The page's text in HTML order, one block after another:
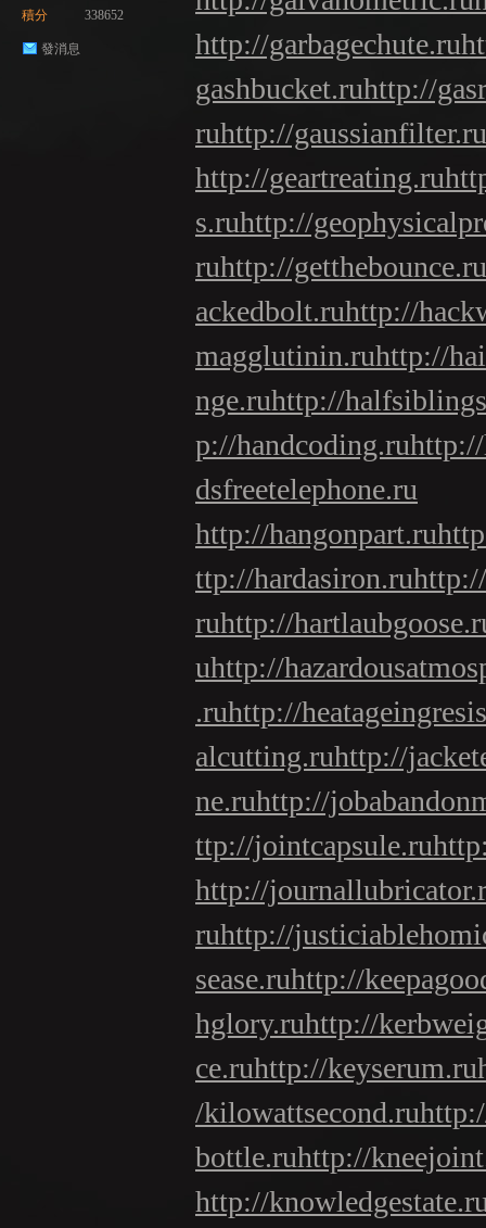
積分 338652
發消息
http://garbagechute.ru
gashbucket.ruhttp://
ruhttp://gaussianfilter.ru
http://geartreating.ru
s.ruhttp://
ruhttp://getthebounce.ru
ackedbolt.ruhttp://
magglutinin.ruhttp://
nge.ruhttp://
p://handcoding.ruhttp://
dsfreetelephone.ru
http://hangonpart.ru
ttp://hardasiron.ru
ruhttp://
uhttp://
.ruhttp://
alcutting.ruhttp://
ne.ruhttp://
ttp://jointcapsule.ru
http://
ruhttp://
sease.ruhttp://
hglory.ruhttp://
ce.ruhttp://keyserum.ru
/kilowattsecond.ru
bottle.ruhttp://
http://